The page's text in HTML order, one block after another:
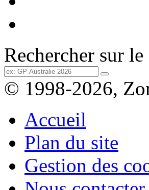
Rechercher sur le
© 1998-2026,
Accueil
Plan du site
Gestion des